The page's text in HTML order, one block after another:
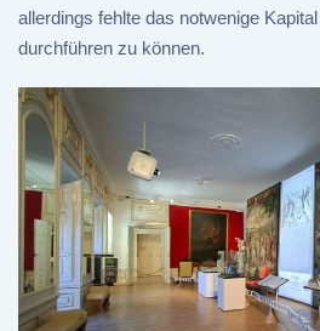
allerdings fehlte das notwenige
durchführen zu können.